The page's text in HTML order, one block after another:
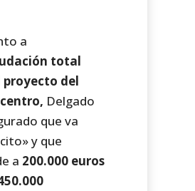
a
total
proyecto del
Delgado
que va
y que
a 200.000 euros